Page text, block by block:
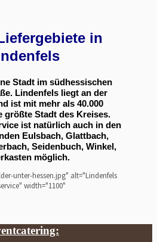
in
Stadt im südhessischen
Lindenfels liegt an der
ist mit mehr als 40.000
größte Stadt des Kreises.
ist natürlich auch in den
Eulsbach, Glattbach,
Seidenbuch, Winkel,
möglich.
unter-hessen.jpg" alt="Lindenfels
width="1100"